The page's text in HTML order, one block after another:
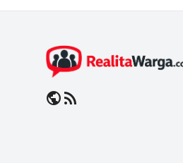
publicrss_feed